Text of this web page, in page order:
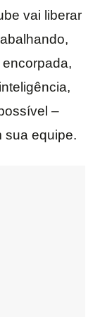
vai liberar
–
sua equipe.